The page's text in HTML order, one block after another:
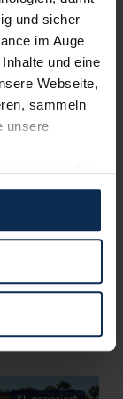
und sicher
im Auge
und eine
Webseite,
sammeln
unsere
zu
dem nicht
auf die
nicht
unterstützen.
oder
haben
und